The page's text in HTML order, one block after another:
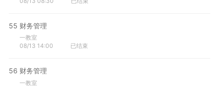
55 财务管理
一教室
08/13 14:00
已结束
56 财务管理
一教室